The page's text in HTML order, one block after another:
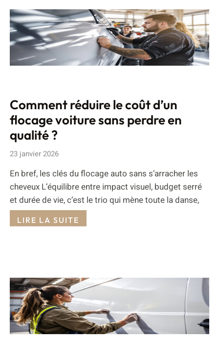
Comment réduire le coût d’un
flocage voiture sans perdre en
qualité ?
23 janvier 2026
En bref, les clés du flocage auto sans s’arracher les
cheveux L’équilibre entre impact visuel, budget serré
et durée de vie, c’est le trio qui mène toute la danse,
LIRE LA SUITE